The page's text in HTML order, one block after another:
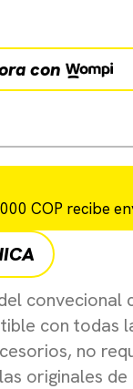
con
COP recibe
convecional
con todas
no
originales